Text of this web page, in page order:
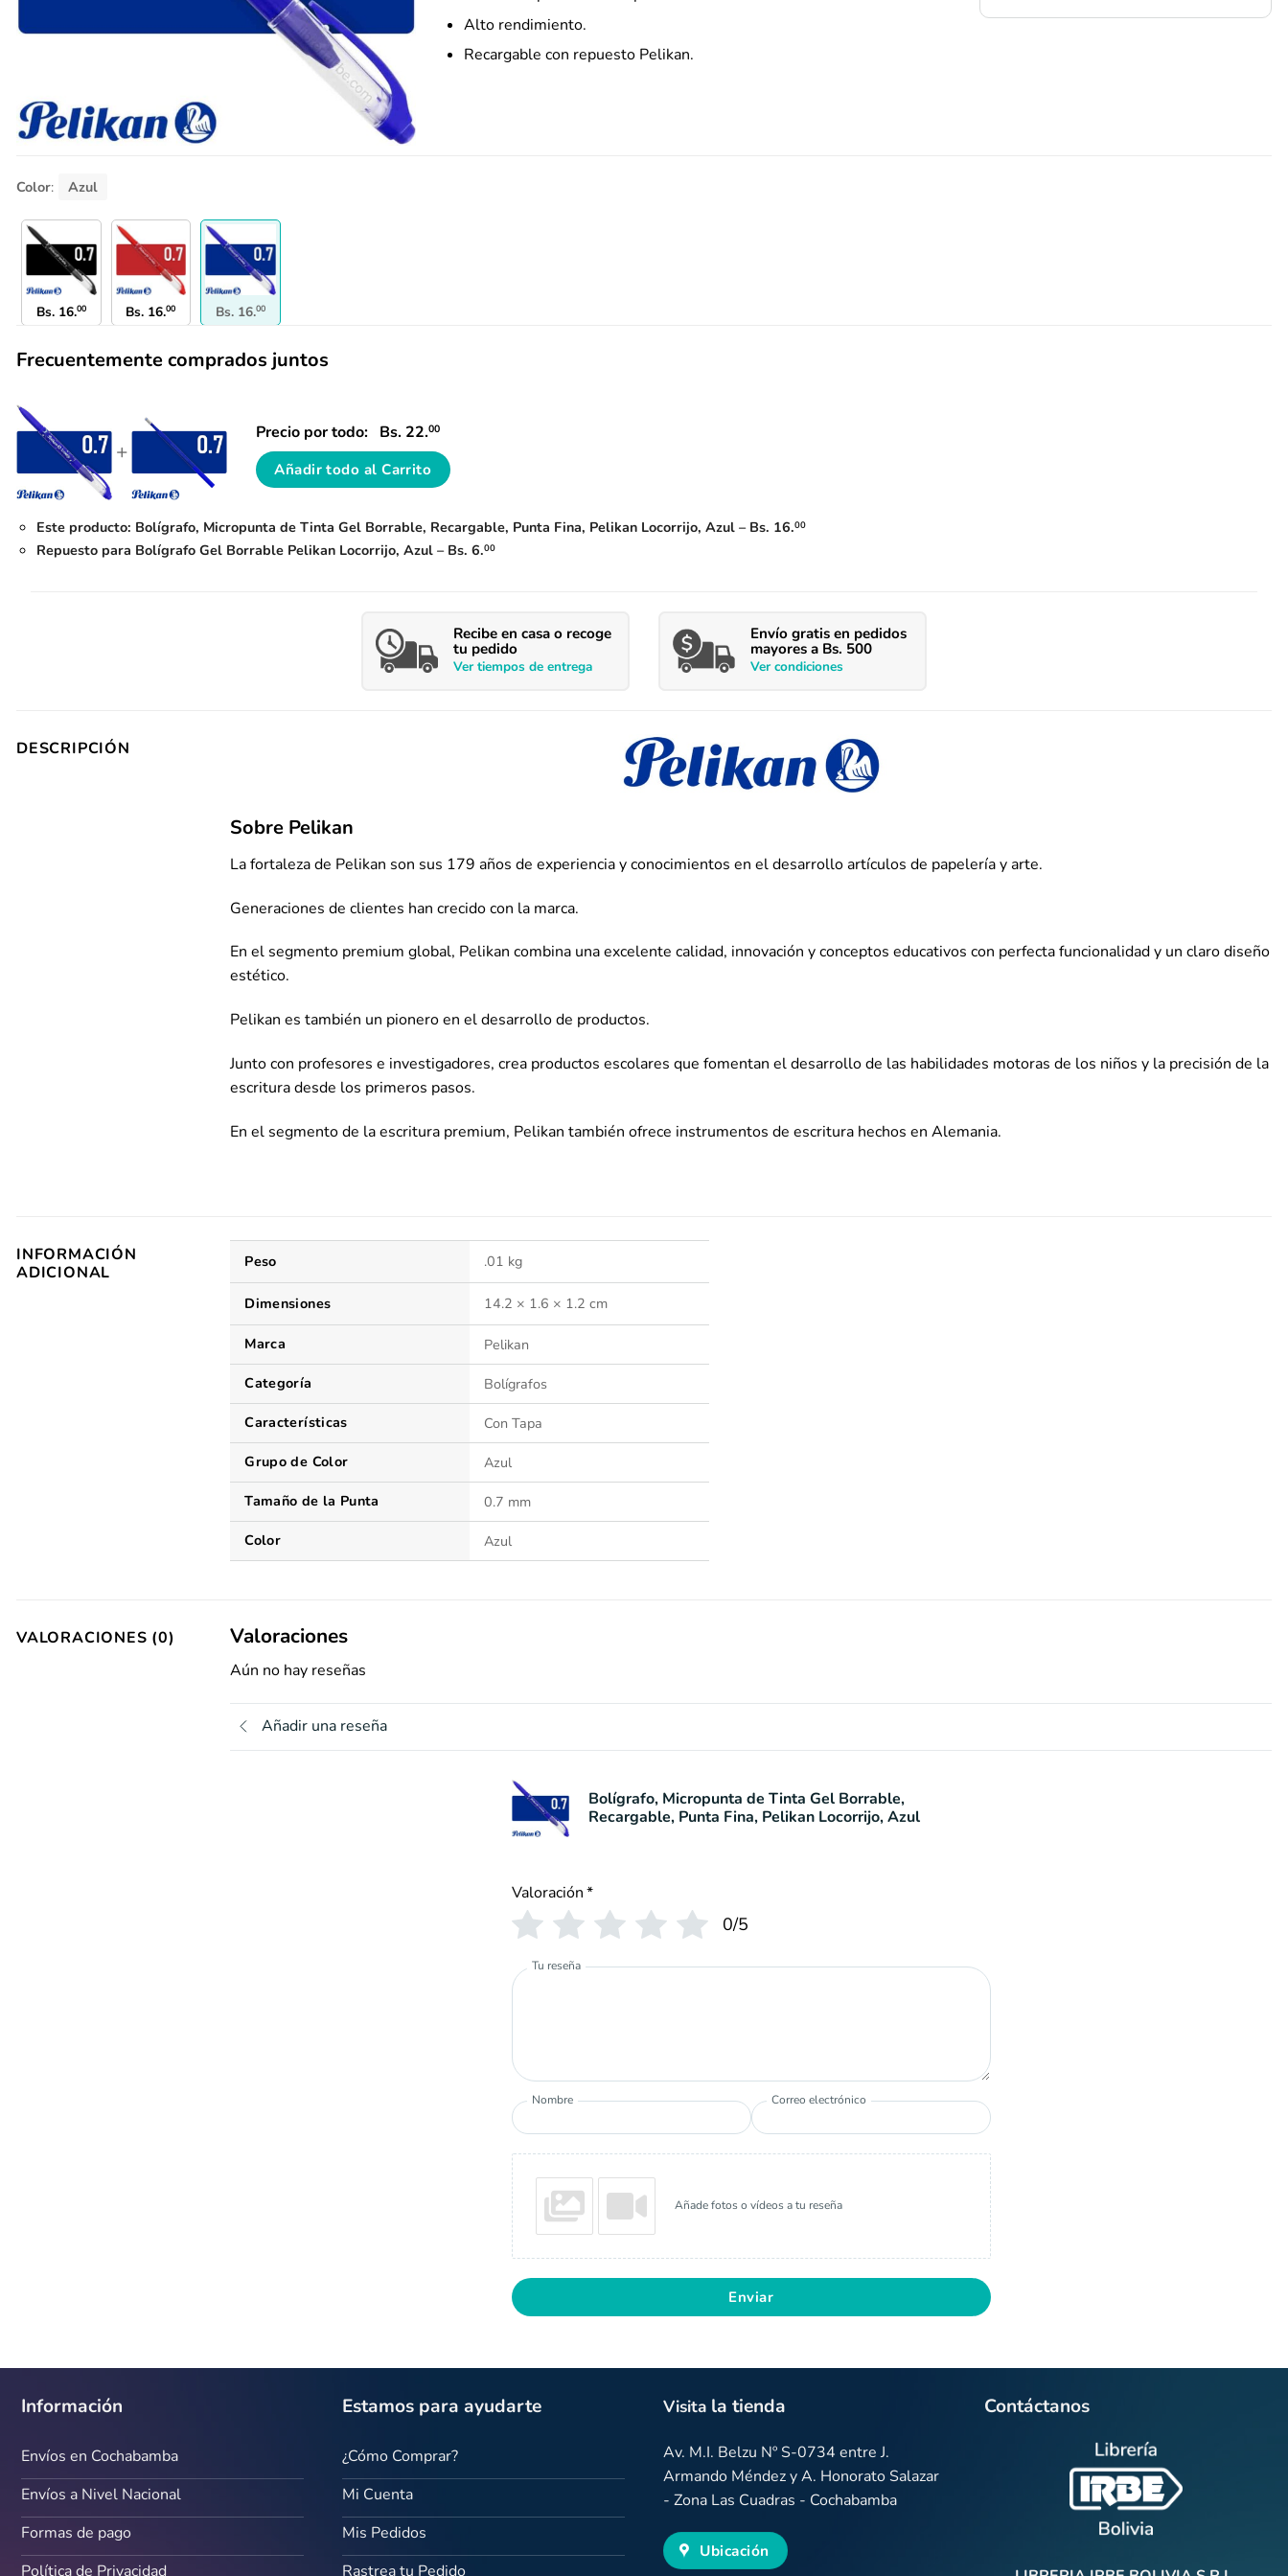
Alto rendimiento.
Recargable con repuesto Pelikan.
Color: Azul
Bs. 16.00 Bs. 16.00 Bs. 16.00
Frecuentemente comprados juntos
+
Precio por todo: Bs. 22.00
Añadir todo al Carrito
Este producto: Bolígrafo, Micropunta de Tinta Gel Borrable, Recargable, Punta Fina, Pelikan Locorrijo, Azul – Bs. 16.00
Repuesto para Bolígrafo Gel Borrable Pelikan Locorrijo, Azul – Bs. 6.00
Recibe en casa o recoge
tu pedido
Vertiempos de entrega
Envío gratis en pedidos
mayores a Bs. 500
Ver condiciones
DESCRIPCIÓN
Sobre Pelikan
La fortaleza de Pelikan son sus 179 años de experiencia y conocimientos en el desarrollo artículos de papelería y arte.
Generaciones de clientes han crecido con la marca.
En el segmento premium global, Pelikan combina una excelente calidad, innovación y conceptos educativos con perfecta funcionalidad y un claro diseño
estético.
Pelikan es también un pionero en el desarrollo de productos.
Junto con profesores e investigadores, crea productos escolares que fomentan el desarrollo de las habilidades motoras de los niños y la precisión de la
escritura desde los primeros pasos.
En el segmento de la escritura premium, Pelikan también ofrece instrumentos de escritura hechos en Alemania.
INFORMACIÓN
ADICIONAL
Peso .01 kg
Dimensiones 14.2 × 1.6 × 1.2 cm
Marca
Pelikan
Categoría
Bolígrafos
Características
Con Tapa
Grupo de Color
Azul
Tamaño de la Punta
0.7 mm
Color
Azul
VALORACIONES (0) Valoraciones
Aún no hay reseñas
Añadir una reseña
Bolígrafo, Micropunta de Tinta Gel Borrable,
Recargable, Punta Fina, Pelikan Locorrijo, Azul
Valoración*
0/5
Tu reseña
Nombre Correo electrónico
Añade fotos o vídeos a tu reseña
Enviar
Información
Envíos en Cochabamba
Envíos a Nivel Nacional
Formas de pago
Política de Privacidad
Estamos para ayudarte
¿Cómo Comprar?
Mi Cuenta
Mis Pedidos
Rastrea tu Pedido
Visita la tienda
Av. M.I. Belzu Nº S-0734 entre J.
Armando Méndez y A. Honorato Salazar
- Zona Las Cuadras - Cochabamba
Ubicación
Contáctanos